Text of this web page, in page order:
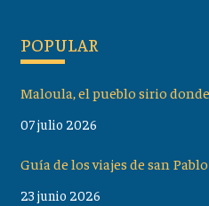
POPULAR
Maloula, el pueblo sirio
07 julio 2026
Guía de los viajes de san
23 junio 2026